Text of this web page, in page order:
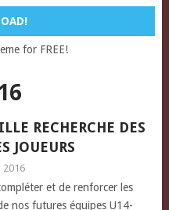
for FREE!
RECHERCHE DES
JOUEURS
2016
et de renforcer les
nos futures équipes U14-